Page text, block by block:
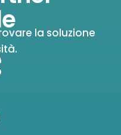
la soluzione